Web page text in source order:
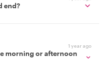
end?
1 year ago
morning or afternoon